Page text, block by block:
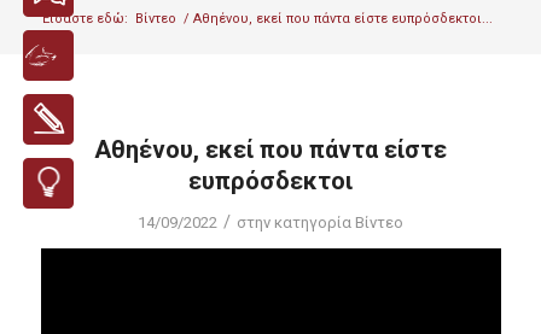
Είσαστε εδώ: Βίντεο / Αθηένου, εκεί που πάντα είστε ευπρόσδεκτοι...
Αθηένου, εκεί που πάντα είστε
ευπρόσδεκτοι
14/09/2022 / στην κατηγορία Βίντεο